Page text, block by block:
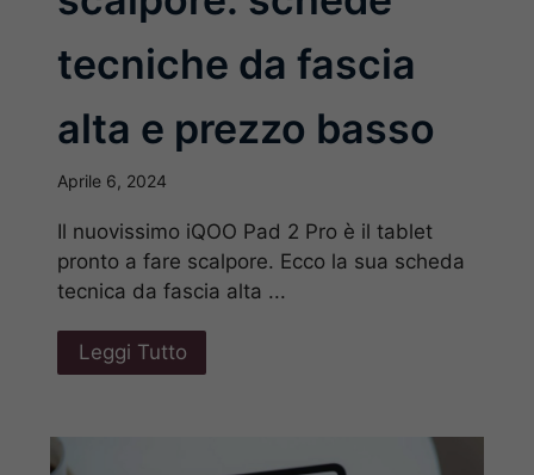
tecniche da fascia
alta e prezzo basso
Aprile 6, 2024
Il nuovissimo iQOO Pad 2 Pro è il tablet
pronto a fare scalpore. Ecco la sua scheda
tecnica da fascia alta ...
Leggi Tutto